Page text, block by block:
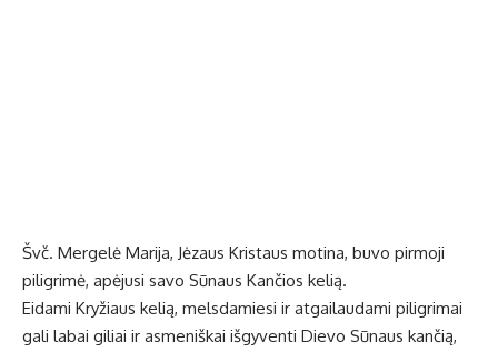
Švč. Mergelė Marija, Jėzaus Kristaus motina, buvo pirmoji
piligrimė, apėjusi savo Sūnaus Kančios kelią.
Eidami Kryžiaus kelią, melsdamiesi ir atgailaudami piligrimai
gali labai giliai ir asmeniškai išgyventi Dievo Sūnaus kančią,